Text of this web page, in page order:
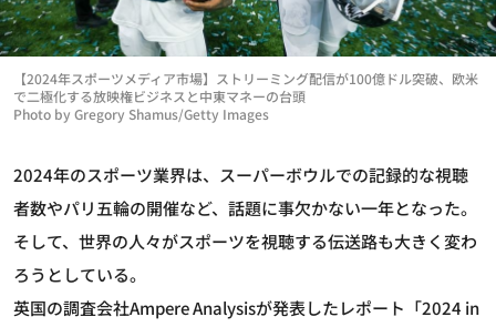
Photo by Gregory Shamus/Getty Images
【2024年スポーツメディア市場】ストリーミング配信が100億ドル突破、欧米
で二極化する放映権ビジネスと中東マネーの台頭
2024年のスポーツ業界は、スーパーボウルでの記録的な視聴
者数やパリ五輪の開催など、話題に事欠かない一年となった。
そして、世界の人々がスポーツを視聴する伝送路も大きく変わ
ろうとしている。
英国の調査会社Ampere Analysisが発表したレポート「2024 in